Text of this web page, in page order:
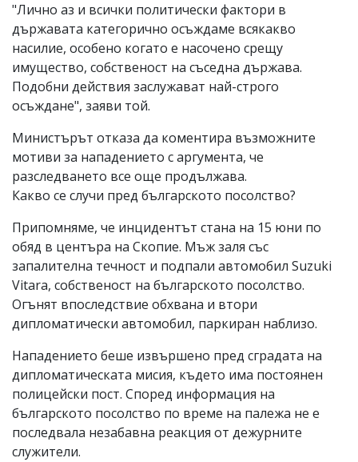
"Лично аз и всички политически фактори в
държавата категорично осъждаме всякакво
насилие, особено когато е насочено срещу
имущество, собственост на съседна държава.
Подобни действия заслужават най-строго
осъждане", заяви той.
Министърът отказа да коментира възможните
мотиви за нападението с аргумента, че
разследването все още продължава.
Какво се случи пред българското посолство?
Припомняме, че инцидентът стана на 15 юни по
обяд в центъра на Скопие. Мъж заля със
запалителна течност и подпали автомобил Suzuki
Vitara, собственост на българското посолство.
Огънят впоследствие обхвана и втори
дипломатически автомобил, паркиран наблизо.
Нападението беше извършено пред сградата на
дипломатическата мисия, където има постоянен
полицейски пост. Според информация на
българското посолство по време на палежа не е
последвала незабавна реакция от дежурните
служители.